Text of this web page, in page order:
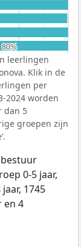
80%
80%
leerlingen
Klik in de
per
2024 worden
dan 5
groepen zijn
0-5 jaar,
1745
en 4